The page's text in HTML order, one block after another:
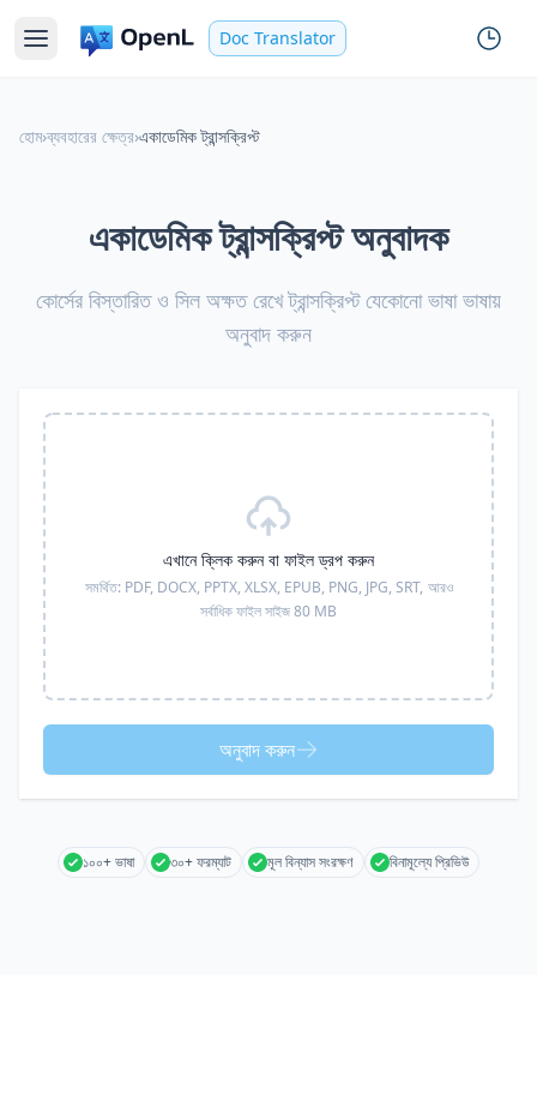
Doc Translator
হোম›ব্যবহারের ক্ষেত্র›একাডেমিক ট্রান্সক্রিপ্ট
একাডেমিক ট্রান্সক্রিপ্ট অনুবাদক
কোর্সের বিস্তারিত ও সিল অক্ষত রেখে ট্রান্সক্রিপ্ট যেকোনো ভাষা ভাষায়
অনুবাদ করুন
এখানে ক্লিক করুন বা ফাইল ড্রপ করুন
সমর্থিত: PDF, DOCX, PPTX, XLSX, EPUB, PNG, JPG, SRT, আরও
সর্বাধিক ফাইল সাইজ 80 MB
অনুবাদ করুন
১০০+ ভাষা ৩০+ ফরম্যাট মূল বিন্যাস সংরক্ষণ বিনামূল্যে প্রিভিউ